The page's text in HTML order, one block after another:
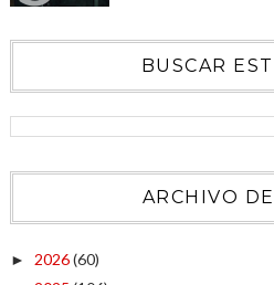
BUSCAR
ARCHIVO
► 2026(60)